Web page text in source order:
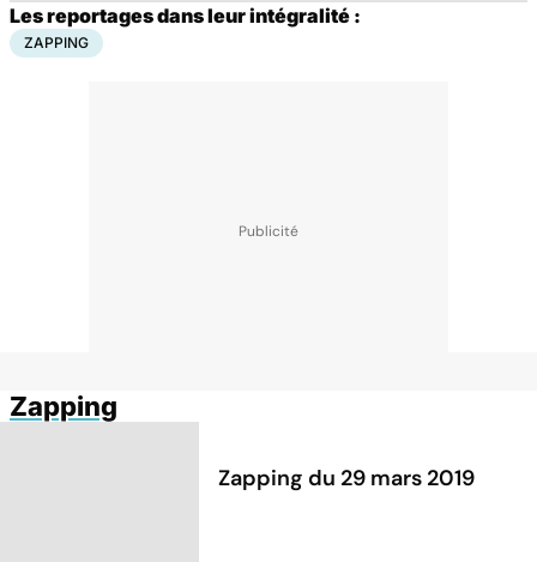
Les reportages dans leur intégralité :
ZAPPING
Zapping
Zapping du 29 mars 2019